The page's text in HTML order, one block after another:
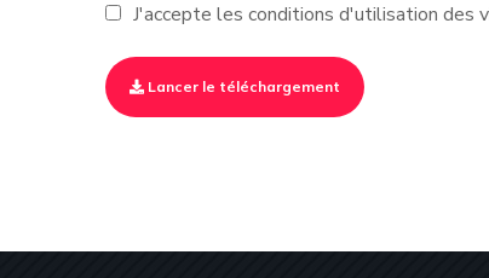
J'accepte les conditions d'utilisation des
Lancer le téléchargement